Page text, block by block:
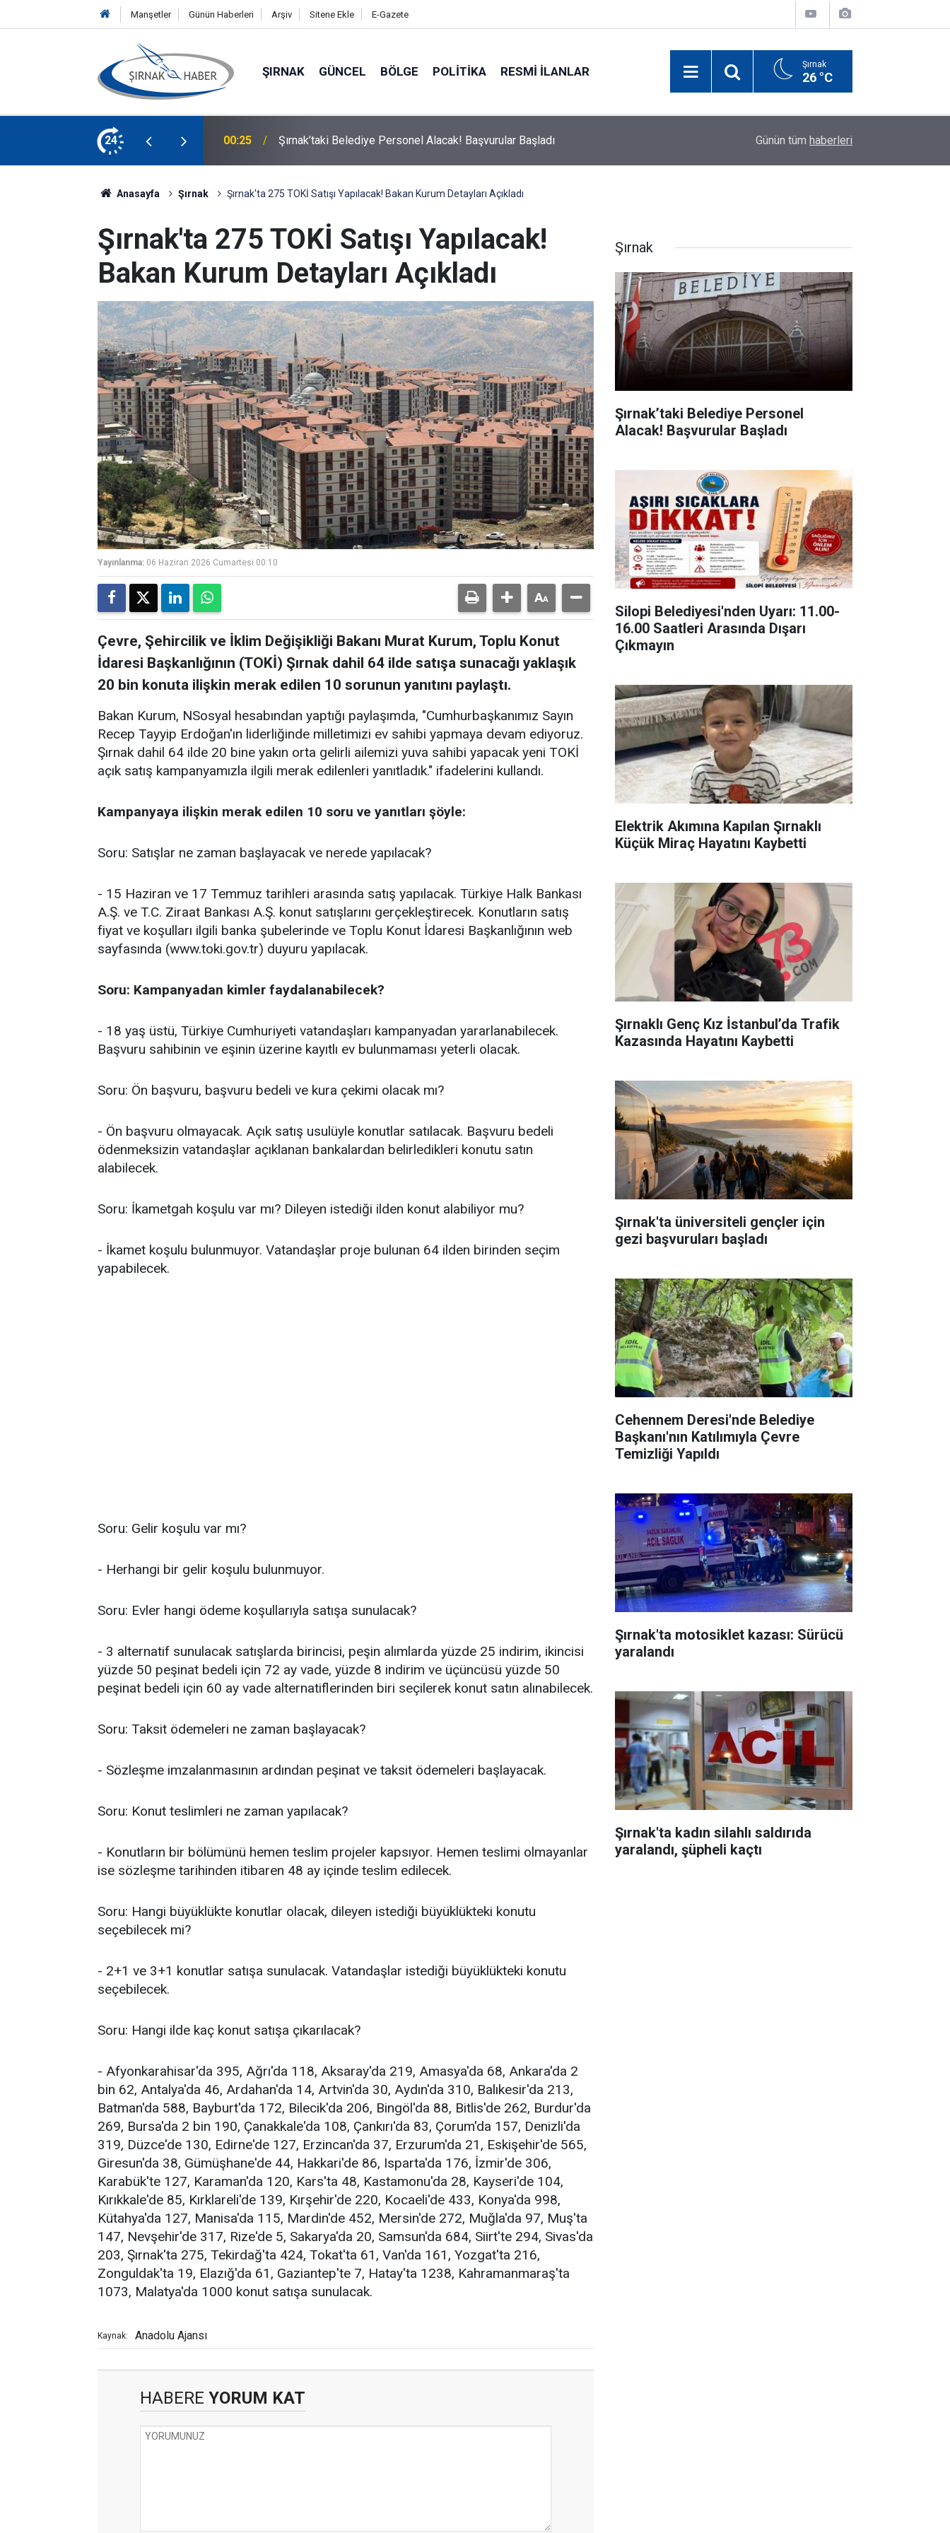
Manşetler Günün Haberleri Arşiv Sitene Ekle E-Gazete
ŞIRNAK GÜNCEL BÖLGE POLITIKA RESMI İLANLAR Şırnak
26 °C
24
Başvurular Başladı 00:21 Silopi Belediyesi'nden Uyarı: 11.00-16.00 Saatleri Arasında Dışarı Çıkmayın Elektrik Akımına Kapılan Şırnaklı Küçük Miraç
Günün tüm haberleri
Anasayfa Şırnak Şırnak'ta 275 TOKİ Satışı Yapılacak! Bakan Kurum Detayları Açıkladı
Şırnak'ta 275 TOKİ Satışı Yapılacak!
Bakan Kurum Detayları Açıkladı
Yayınlanma: 06 Haziran 2026 Cumartesi 00:10
Çevre, Şehircilik ve İklim Değişikliği Bakanı Murat Kurum, Toplu Konut
İdaresi Başkanlığının (TOKİ) Şırnak dahil 64 ilde satışa sunacağı yaklaşık
20 bin konuta ilişkin merak edilen 10 sorunun yanıtını paylaştı.
Bakan Kurum, NSosyal hesabından yaptığı paylaşımda, "Cumhurbaşkanımız Sayın
Recep Tayyip Erdoğan'ın liderliğinde milletimizi ev sahibi yapmaya devam ediyoruz.
Şırnak dahil 64 ilde 20 bine yakın orta gelirli ailemizi yuva sahibi yapacak yeni TOKİ
açık satış kampanyamızla ilgili merak edilenleri yanıtladık." ifadelerini kullandı.
Kampanyaya ilişkin merak edilen 10 soru ve yanıtları şöyle:
Soru: Satışlar ne zaman başlayacak ve nerede yapılacak?
- 15 Haziran ve 17 Temmuz tarihleri arasında satış yapılacak. Türkiye Halk Bankası
A.Ş. ve T.C. Ziraat Bankası A.Ş. konut satışlarını gerçekleştirecek. Konutların satış
fiyat ve koşulları ilgili banka şubelerinde ve Toplu Konut İdaresi Başkanlığının web
sayfasında (www.toki.gov.tr) duyuru yapılacak.
Soru: Kampanyadan kimler faydalanabilecek?
- 18 yaş üstü, Türkiye Cumhuriyeti vatandaşları kampanyadan yararlanabilecek.
Başvuru sahibinin ve eşinin üzerine kayıtlı ev bulunmaması yeterli olacak.
Soru: Ön başvuru, başvuru bedeli ve kura çekimi olacak mı?
- Ön başvuru olmayacak. Açık satış usulüyle konutlar satılacak. Başvuru bedeli
ödenmeksizin vatandaşlar açıklanan bankalardan belirledikleri konutu satın
alabilecek.
Soru: İkametgah koşulu var mı? Dileyen istediği ilden konut alabiliyor mu?
- İkamet koşulu bulunmuyor. Vatandaşlar proje bulunan 64 ilden birinden seçim
yapabilecek.
Soru: Gelir koşulu var mı?
- Herhangi bir gelir koşulu bulunmuyor.
Soru: Evler hangi ödeme koşullarıyla satışa sunulacak?
- 3 alternatif sunulacak satışlarda birincisi, peşin alımlarda yüzde 25 indirim, ikincisi
yüzde 50 peşinat bedeli için 72 ay vade, yüzde 8 indirim ve üçüncüsü yüzde 50
peşinat bedeli için 60 ay vade alternatiflerinden biri seçilerek konut satın alınabilecek.
Soru: Taksit ödemeleri ne zaman başlayacak?
- Sözleşme imzalanmasının ardından peşinat ve taksit ödemeleri başlayacak.
Soru: Konut teslimleri ne zaman yapılacak?
- Konutların bir bölümünü hemen teslim projeler kapsıyor. Hemen teslimi olmayanlar
ise sözleşme tarihinden itibaren 48 ay içinde teslim edilecek.
Soru: Hangi büyüklükte konutlar olacak, dileyen istediği büyüklükteki konutu
seçebilecek mi?
- 2+1 ve 3+1 konutlar satışa sunulacak. Vatandaşlar istediği büyüklükteki konutu
seçebilecek.
Soru: Hangi ilde kaç konut satışa çıkarılacak?
- Afyonkarahisar'da 395, Ağrı'da 118, Aksaray'da 219, Amasya'da 68, Ankara'da 2
bin 62, Antalya'da 46, Ardahan'da 14, Artvin'da 30, Aydın'da 310, Balıkesir'da 213,
Batman'da 588, Bayburt'da 172, Bilecik'da 206, Bingöl'da 88, Bitlis'de 262, Burdur'da
269, Bursa'da 2 bin 190, Çanakkale'da 108, Çankırı'da 83, Çorum'da 157, Denizli'da
319, Düzce'de 130, Edirne'de 127, Erzincan'da 37, Erzurum'da 21, Eskişehir'de 565,
Giresun'da 38, Gümüşhane'de 44, Hakkari'de 86, Isparta'da 176, İzmir'de 306,
Karabük'te 127, Karaman'da 120, Kars'ta 48, Kastamonu'da 28, Kayseri'de 104,
Kırıkkale'de 85, Kırklareli'de 139, Kırşehir'de 220, Kocaeli'de 433, Konya'da 998,
Kütahya'da 127, Manisa'da 115, Mardin'de 452, Mersin'de 272, Muğla'da 97, Muş'ta
147, Nevşehir'de 317, Rize'de 5, Sakarya'da 20, Samsun'da 684, Siirt'te 294, Sivas'da
203, Şırnak'ta 275, Tekirdağ'ta 424, Tokat'ta 61, Van'da 161, Yozgat'ta 216,
Zonguldak'ta 19, Elazığ'da 61, Gaziantep'te 7, Hatay'ta 1238, Kahramanmaraş'ta
1073, Malatya'da 1000 konut satışa sunulacak.
Kaynak: Anadolu Ajansı
HABERE YORUM KAT
Şırnak
Şırnak’taki Belediye Personel
Alacak! Başvurular Başladı
Silopi Belediyesi'nden Uyarı: 11.00-
16.00 Saatleri Arasında Dışarı
Çıkmayın
Elektrik Akımına Kapılan Şırnaklı
Küçük Miraç Hayatını Kaybetti
Şırnaklı Genç Kız İstanbul’da Trafik
Kazasında Hayatını Kaybetti
Şırnak'ta üniversiteli gençler için
gezi başvuruları başladı
Cehennem Deresi'nde Belediye
Başkanı'nın Katılımıyla Çevre
Temizliği Yapıldı
Şırnak'ta motosiklet kazası: Sürücü
yaralandı
Şırnak'ta kadın silahlı saldırıda
yaralandı, şüpheli kaçtı